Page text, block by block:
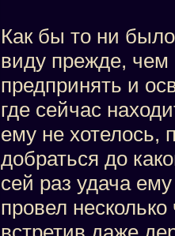
Как бы то ни
виду прежде, чем
предпринять и
где сейчас
ему не хотелось,
добраться до
сей раз удача
провел несколько